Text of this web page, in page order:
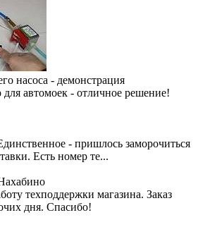
насоса - демонстрация
автомоек - отличное решение!
- пришлось заморочиться
Есть номер те...
техподдержки магазина. Заказ
дня. Спасибо!